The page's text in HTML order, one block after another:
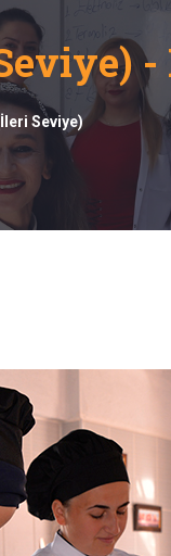
Seviye)